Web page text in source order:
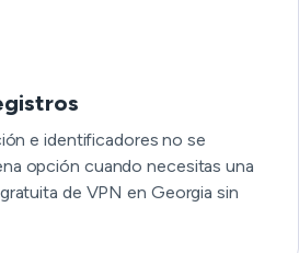
e identificadores no se
opción cuando necesitas una
de VPN en Georgia sin